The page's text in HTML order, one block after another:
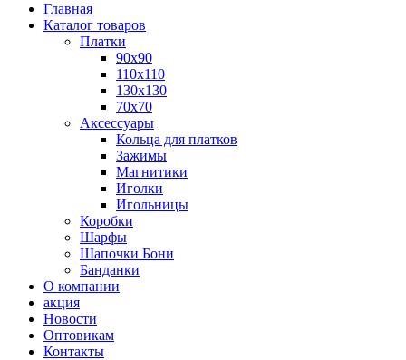
Главная
Каталог товаров
Платки
90x90
110x110
130x130
70х70
Аксессуары
Кольца для платков
Зажимы
Магнитики
Иголки
Игольницы
Коробки
Шарфы
Шапочки Бони
Банданки
О компании
акция
Новости
Оптовикам
Контакты